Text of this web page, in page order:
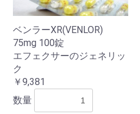
ベンラーXR(VENLOR)
75mg 100錠
エフェクサーのジェネリッ
ク
￥9,381
数量